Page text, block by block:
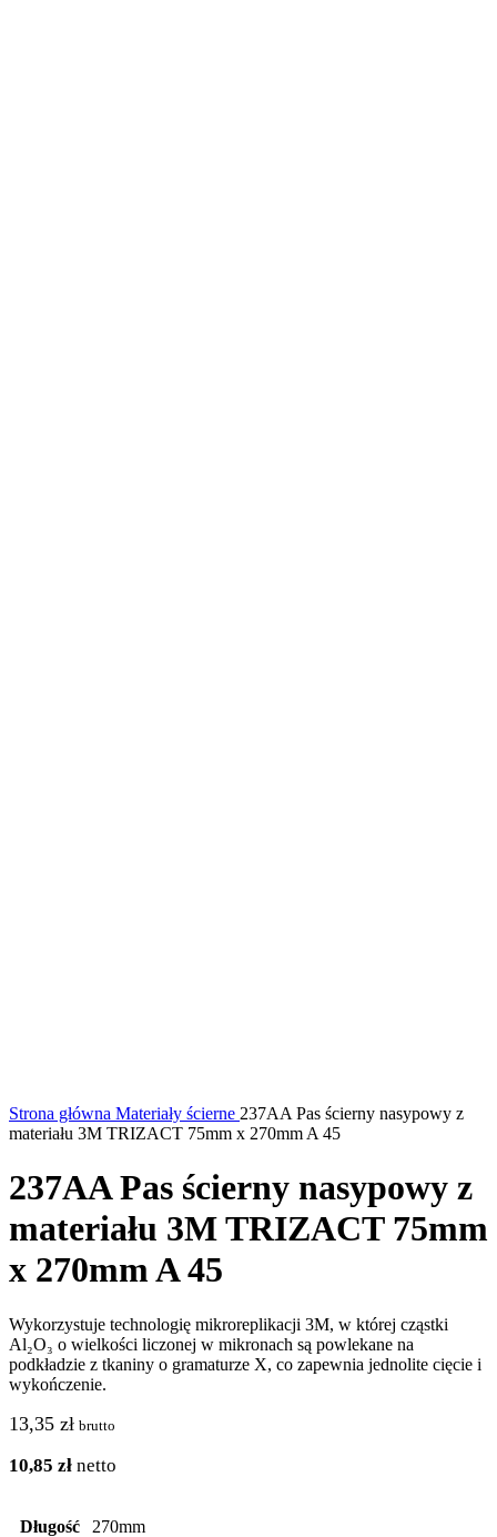
Strona główna Materiały ścierne 237AA Pas ścierny nasypowy z
materiału 3M TRIZACT 75mm x 270mm A 45
237AA Pas ścierny nasypowy z
materiału 3M TRIZACT 75mm
x 270mm A 45
Wykorzystuje technologię mikroreplikacji 3M, w której cząstki
Al₂O₃ o wielkości liczonej w mikronach są powlekane na
podkładzie z tkaniny o gramaturze X, co zapewnia jednolite cięcie i
wykończenie.
13,35 zł brutto
10,85 zł netto
Długość 270mm